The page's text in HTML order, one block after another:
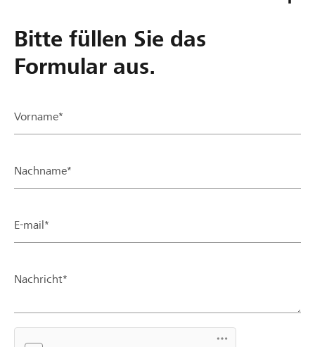
Bitte füllen Sie das
Formular aus.
Vorname*
Nachname*
E-mail*
Nachricht*